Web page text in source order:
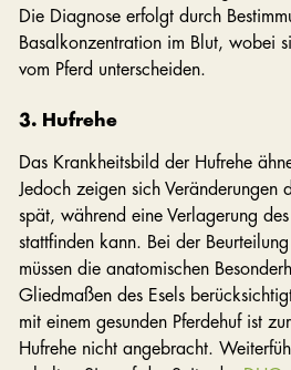
Die Diagnose erfolgt durch
Basalkonzentration im Blut, wobei
vom Pferd unterscheiden.
3. Hufrehe
Das Krankheitsbild der Hufrehe
Jedoch zeigen sich Veränderungen
spät, während eine Verlagerung
stattfinden kann. Bei der
müssen die anatomischen
Gliedmaßen des Esels
mit einem gesunden Pferdehuf ist
Hufrehe nicht angebracht.